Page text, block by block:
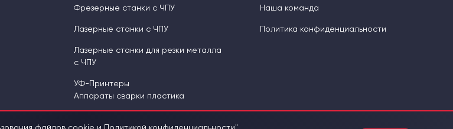
Фрезерные станки с ЧПУ
Лазерные станки с ЧПУ
Лазерные станки для резки металла
с ЧПУ
УФ-Принтеры
Аппараты сварки пластика
Наша команда
Политика конфиденциальности